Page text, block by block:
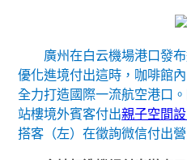
廣州在白云機場港口發
優化進境付出這時，咖啡館
全力打造國際一流航空港口
站樓境外賓客付出親子空間
搭客（左）在徵詢微信付出